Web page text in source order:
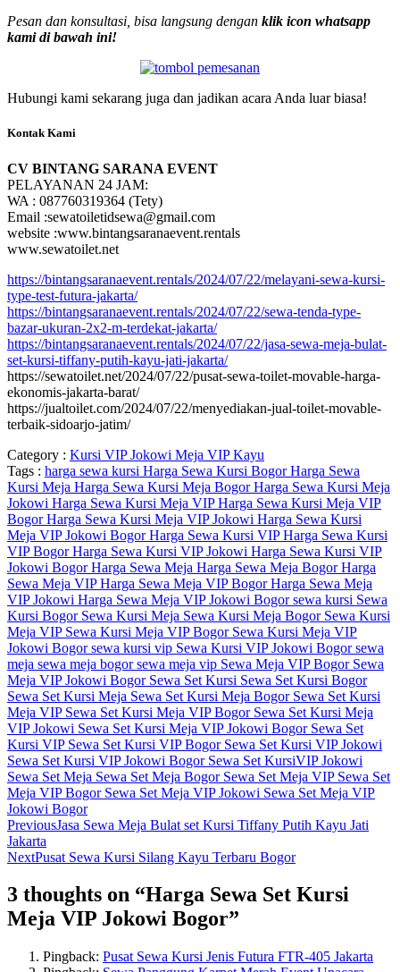
Pesan dan konsultasi, bisa langsung dengan klik icon whatsapp
kami di bawah ini!
Hubungi kami sekarang juga dan jadikan acara Anda luar biasa!
Kontak Kami
CV BINTANG SARANA EVENT
PELAYANAN 24 JAM:
WA : 087760319364 (Tety)
Email :sewatoiletidsewa@gmail.com
website :www.bintangsaranaevent.rentals
www.sewatoilet.net
https://bintangsaranaevent.rentals/2024/07/22/melayani-sewa-kursi-
type-test-futura-jakarta/
https://bintangsaranaevent.rentals/2024/07/22/sewa-tenda-type-
bazar-ukuran-2x2-m-terdekat-jakarta/
https://bintangsaranaevent.rentals/2024/07/22/jasa-sewa-meja-bulat-
set-kursi-tiffany-putih-kayu-jati-jakarta/
https://sewatoilet.net/2024/07/22/pusat-sewa-toilet-movable-harga-
ekonomis-jakarta-barat/
https://jualtoilet.com/2024/07/22/menyediakan-jual-toilet-movable-
terbaik-sidoarjo-jatim/
Category : Kursi VIP Jokowi Meja VIP Kayu
Tags : harga sewa kursi Harga Sewa Kursi BogorHarga Sewa
Kursi Meja Harga Sewa Kursi Meja BogorHarga Sewa Kursi Meja
Jokowi Harga Sewa Kursi Meja VIPHarga Sewa Kursi Meja VIP
BogorHarga Sewa Kursi Meja VIP Jokowi Harga Sewa Kursi
Meja VIP Jokowi BogorHarga Sewa Kursi VIPHarga Sewa Kursi
VIP BogorHarga Sewa Kursi VIP Jokowi Harga Sewa Kursi VIP
Jokowi BogorHarga Sewa Meja Harga Sewa Meja BogorHarga
Sewa Meja VIPHarga Sewa Meja VIP BogorHarga Sewa Meja
VIP Jokowi Harga Sewa Meja VIP Jokowi Bogorsewa kursi Sewa
Kursi Bogor Sewa Kursi Meja Sewa Kursi Meja Bogor Sewa Kursi
Meja VIP Sewa Kursi Meja VIP Bogor Sewa Kursi Meja VIP
Jokowi Bogorsewa kursi vip Sewa Kursi VIP Jokowi Bogorsewa
meja sewa meja bogorsewa meja vip Sewa Meja VIP Bogor Sewa
Meja VIP Jokowi Bogor Sewa Set Kursi Sewa Set Kursi Bogor
Sewa Set Kursi Meja Sewa Set Kursi Meja Bogor Sewa Set Kursi
Meja VIP Sewa Set Kursi Meja VIP Bogor Sewa Set Kursi Meja
VIP Jokowi Sewa Set Kursi Meja VIP Jokowi Bogor Sewa Set
Kursi VIP Sewa Set Kursi VIP Bogor Sewa Set Kursi VIP Jokowi
Sewa Set Kursi VIP Jokowi Bogor Sewa Set KursiVIP Jokowi
Sewa Set Meja Sewa Set Meja Bogor Sewa Set Meja VIP Sewa Set
Meja VIP Bogor Sewa Set Meja VIP Jokowi Sewa Set Meja VIP
Jokowi Bogor
PreviousJasa Sewa Meja Bulat set Kursi Tiffany Putih Kayu Jati
Jakarta
NextPusat Sewa Kursi Silang Kayu Terbaru Bogor
3 thoughts on “Harga Sewa Set Kursi
Meja VIP Jokowi Bogor”
Pingback: Pusat Sewa Kursi Jenis Futura FTR-405 Jakarta